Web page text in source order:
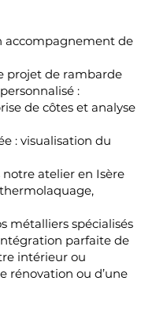
accompagnement de
projet de rambarde
:
de côtes et analyse
: visualisation du
atelier en Isère
métalliers spécialisés
parfaite de
intérieur ou
rénovation ou d’une